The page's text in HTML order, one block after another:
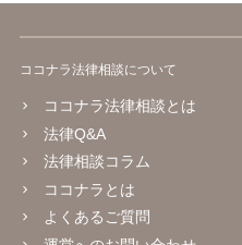
ココナラ法律相談について
ココナラ法律相談とは
法律Q&A
法律相談コラム
ココナラとは
よくあるご質問